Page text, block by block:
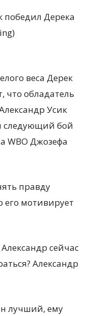
победил Дерека
веса Дерек
что обладатель
Усик
следующий бой
WBO Джозефа
правду
его мотивирует
сейчас
Александр
лучший, ему